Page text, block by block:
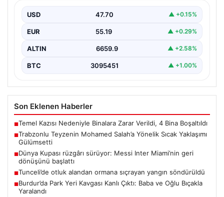
Salah, bir reklam filmi çekimi için Trabzon’un Araklı…
USD 47.70 ▲ +0.15%
EUR 55.19 ▲ +0.29%
ALTIN 6659.9 ▲ +2.58%
BTC 3095451 ▲ +1.00%
Son Eklenen Haberler
■Temel Kazısı Nedeniyle Binalara Zarar Verildi, 4 Bina Boşaltıldı
■Trabzonlu Teyzenin Mohamed Salah’a Yönelik Sıcak Yaklaşımı
Gülümsetti
■Dünya Kupası rüzgârı sürüyor: Messi Inter Miami’nin geri
dönüşünü başlattı
■Tunceli’de otluk alandan ormana sıçrayan yangın söndürüldü
■Burdur’da Park Yeri Kavgası Kanlı Çıktı: Baba ve Oğlu Bıçakla
Yaralandı